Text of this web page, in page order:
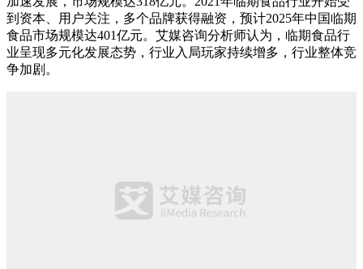
到资本、用户关注，多个品牌获得融资，预计2025年中国临期
食品市场规模达401亿元。艾媒咨询分析师认为，临期食品行
业呈现多元化发展态势，行业入局玩家持续增多，行业整体竞
争加剧。